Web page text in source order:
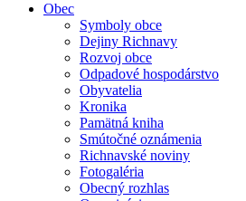
Obec
Symboly obce
Dejiny Richnavy
Rozvoj obce
Odpadové hospodárstvo
Obyvatelia
Kronika
Pamätná kniha
Smútočné oznámenia
Richnavské noviny
Fotogaléria
Obecný rozhlas